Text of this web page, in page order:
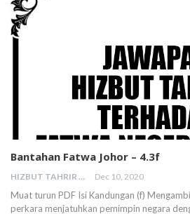
Bantahan Fatwa Johor – 4.3f
HIZBUT TAHRIR MALAYSIA Dec 10, 2020
Muat turun PDF Isi Kandungan (f)
perkara menjatuhkan pemimpin negara